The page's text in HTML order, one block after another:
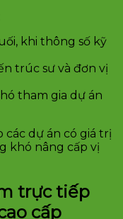
khi thông số kỹ
trúc sư và đơn vị
tham gia dự án
các dự án có giá trị
khó nâng cấp vị
trực tiếp
cấp